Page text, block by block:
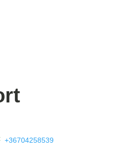
+36704258539